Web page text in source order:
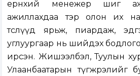
ерөнхий менежер шиг
ажиллахдаа тэр олон их
төслүүд ярьж, пиардаж,
углуургаар нь шийдэх бодлого
ирсэн. Жишээлбэл, Туулын
Улаанбаатарын түгжрэлийг